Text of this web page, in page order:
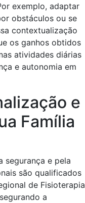
exemplo, adaptar
obstáculos ou se
contextualização
os ganhos obtidos
atividades diárias
e autonomia em
e
Família
segurança e pela
são qualificados
de Fisioterapia
a